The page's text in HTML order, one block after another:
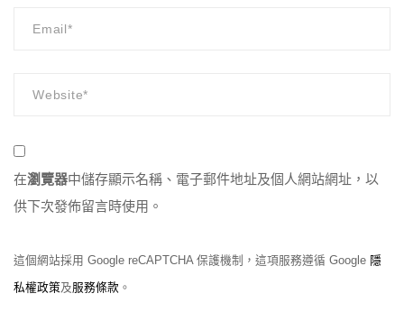
在瀏覽器中儲存顯示名稱、電子郵件地址及個人網站網址，以
供下次發佈留言時使用。
這個網站採用 Google reCAPTCHA 保護機制，這項服務遵循 Google 隱
私權政策及服務條款 。